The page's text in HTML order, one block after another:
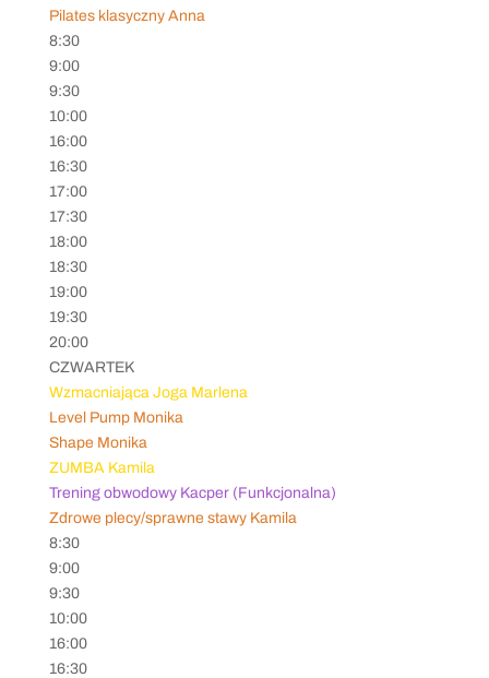
Pilates klasyczny Anna
8:30
9:00
9:30
10:00
16:00
16:30
17:00
17:30
18:00
18:30
19:00
19:30
20:00
CZWARTEK
Wzmacniająca Joga Marlena
Level Pump Monika
Shape Monika
ZUMBA Kamila
Trening obwodowy Kacper (Funkcjonalna)
Zdrowe plecy/sprawne stawy Kamila
8:30
9:00
9:30
10:00
16:00
16:30